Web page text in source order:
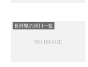
長野県の河川一覧